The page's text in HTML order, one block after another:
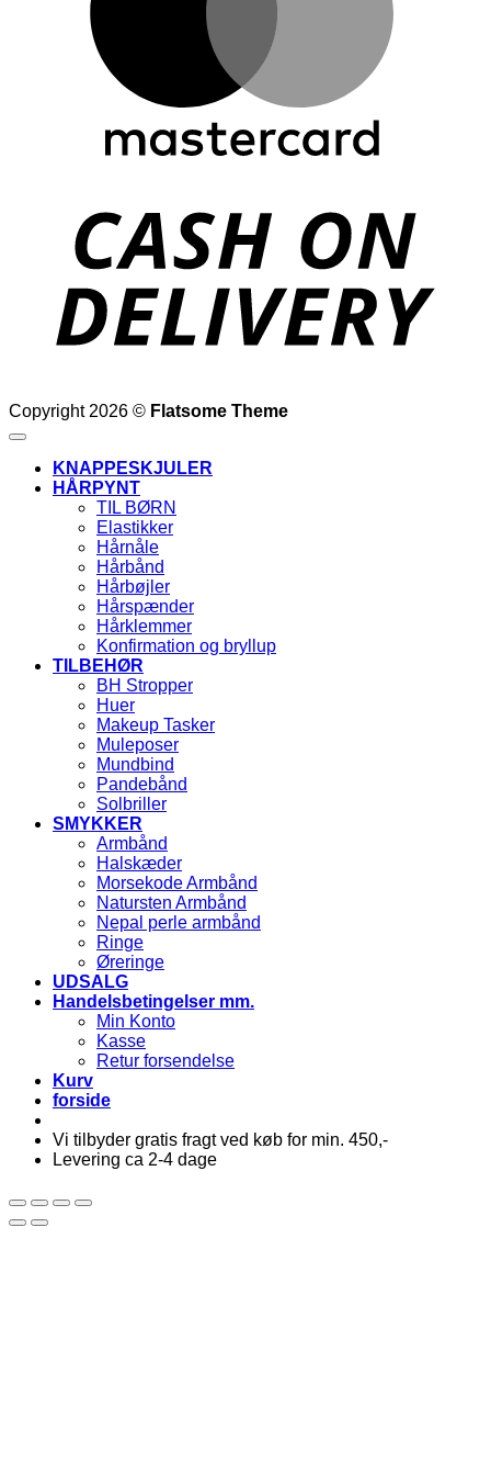
Copyright 2026 © Flatsome Theme
KNAPPESKJULER
HÅRPYNT
TIL BØRN
Elastikker
Hårnåle
Hårbånd
Hårbøjler
Hårspænder
Hårklemmer
Konfirmation og bryllup
TILBEHØR
BH Stropper
Huer
Makeup Tasker
Muleposer
Mundbind
Pandebånd
Solbriller
SMYKKER
Armbånd
Halskæder
Morsekode Armbånd
Natursten Armbånd
Nepal perle armbånd
Ringe
Øreringe
UDSALG
Handelsbetingelser mm.
Min Konto
Kasse
Retur forsendelse
Kurv
forside
Vi tilbyder gratis fragt ved køb for min. 450,-
Levering ca 2-4 dage